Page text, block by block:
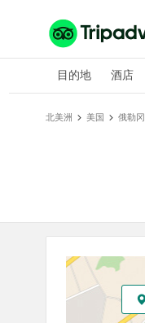
目的地 酒店
北美洲 美国 俄勒冈